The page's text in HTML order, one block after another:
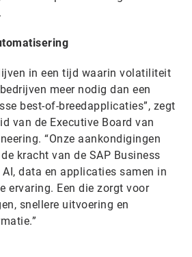
in een tijd waarin volatiliteit
meer nodig dan een
best-of-breedapplicaties”, zegt
van de Executive Board van
“Onze aankondigingen
kracht van de SAP Business
data en applicaties samen in
ervaring. Een die zorgt voor
snellere uitvoering en